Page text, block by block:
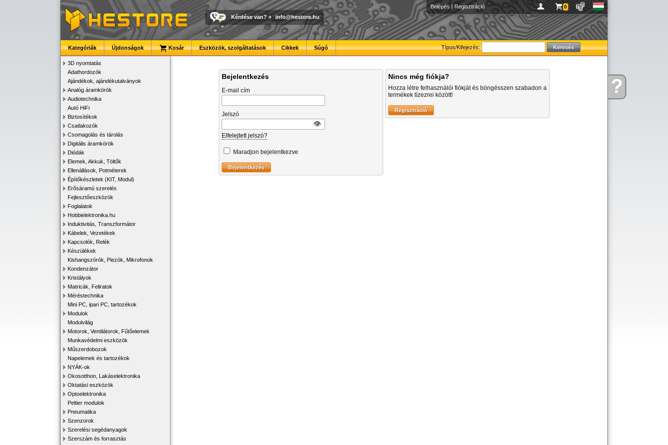
Kérdése?
Belépés | Regisztráció 0
Kérdése van? » info@hestore.hu
Típus/Kifejezés:
Kategóriák Újdonságok Kosár Eszközök, szolgáltatások Cikkek Súgó
3D nyomtatás
Adathordozók
Ajándékok, ajándékutalványok
Analóg áramkörök
Audiotechnika
Autó HiFi
Biztosítékok
Csatlakozók
Csomagolás és tárolás
Digitális áramkörök
Diódák
Elemek, Akkuk, Töltők
Ellenállások, Potméterek
Építőkészletek (KIT, Modul)
Erősáramú szerelés
Fejlesztőeszközök
Foglalatok
Hobbielektronika.hu
Induktivitás, Transzformátor
Kábelek, Vezetékek
Kapcsolók, Relék
Készülékek
Kishangszórók, Piezók, Mikrofonok
Kondenzátor
Kristályok
Matricák, Feliratok
Méréstechnika
Mini PC, ipari PC, tartozékok
Modulok
Modulvilág
Motorok, Ventilátorok, Fűtőelemek
Munkavédelmi eszközök
Műszerdobozok
Napelemek és tartozékok
NYÁK-ok
Okosotthon, Lakáselektronika
Oktatási eszközök
Optoelektronika
Peltier modulok
Pneumatika
Szenzorok
Szerelési segédanyagok
Szerszám és forrasztás
Bejelentkezés
E-mail cím
Jelszó
👁︎
Elfelejtett jelszó?
Maradjon bejelentkezve
Nincs még fiókja?
Hozza létre felhasználói fiókját és böngésszen szabadon a
termékek tízezrei között!